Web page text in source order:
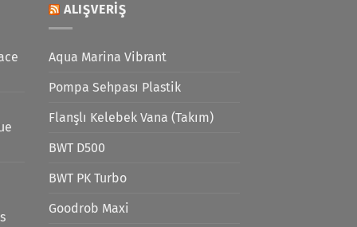
ALIŞVERIŞ
Aqua Marina Vibrant
Pompa Sehpası Plastik
Flanşlı Kelebek Vana (Takım)
BWT D500
BWT PK Turbo
Goodrob Maxi